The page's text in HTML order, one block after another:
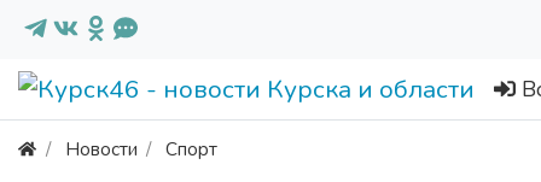
Новости Спорт